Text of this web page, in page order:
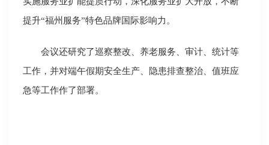
提升“福州服务”特色品牌国际影响力。
会议还研究了巡察整改、养老服务、审计、统计等
工作，并对端午假期安全生产、隐患排查整治、值班应
急等工作作了部署。